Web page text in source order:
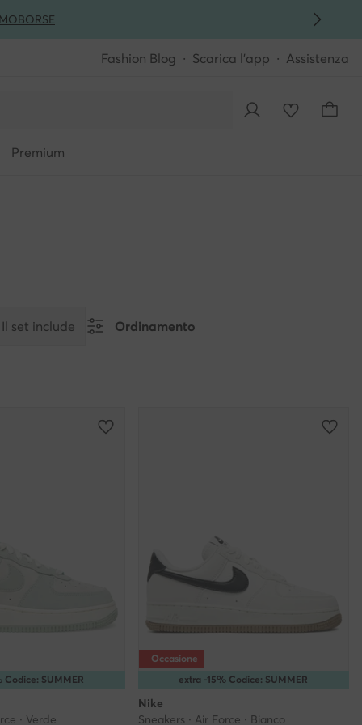
BORSE
Fashion Blog Scarica l'app Assistenza
Premium
Il set include Ordinamento
Codice: SUMMER
· Verde
extra -15% Codice: SUMMER
Occasione
Nike
Sneakers · Air Force · Bianco